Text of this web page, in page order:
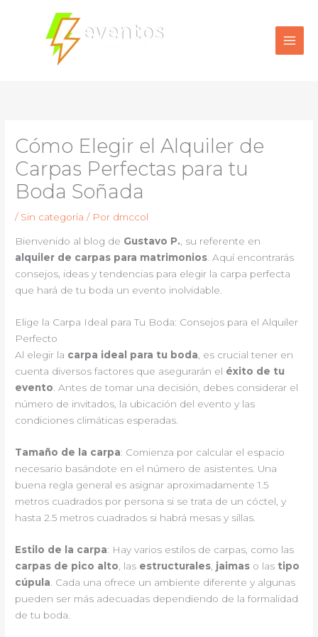
contenido
Cómo Elegir el Alquiler de
Carpas Perfectas para tu
Boda Soñada
/ Sin categoría / Por dmccol
Bienvenido al blog de Gustavo P., su referente en
alquiler de carpas para matrimonios. Aquí encontrarás
consejos, ideas y tendencias para elegir la carpa perfecta
que hará de tu boda un evento inolvidable.
Elige la Carpa Ideal para Tu Boda: Consejos para el Alquiler
Perfecto
Al elegir la carpa ideal para tu boda , es crucial tener en
cuenta diversos factores que asegurarán el éxito de tu
evento . Antes de tomar una decisión, debes considerar el
número de invitados, la ubicación del evento y las
condiciones climáticas esperadas.
Tamaño de la carpa: Comienza por calcular el espacio
necesario basándote en el número de asistentes. Una
buena regla general es asignar aproximadamente 1.5
metros cuadrados por persona si se trata de un cóctel, y
hasta 2.5 metros cuadrados si habrá mesas y sillas.
Estilo de la carpa: Hay varios estilos de carpas, como las
carpas de pico alto , las estructurales jaimas o las tipo
cúpula . Cada una ofrece un ambiente diferente y algunas
pueden ser más adecuadas dependiendo de la formalidad
de tu boda.